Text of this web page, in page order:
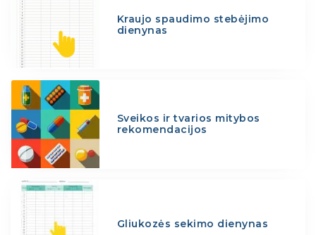
Kraujo spaudimo stebėjimo
dienynas
Sveikos ir tvarios mitybos
rekomendacijos
Gliukozės sekimo dienynas